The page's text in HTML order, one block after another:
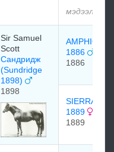
Sir Samuel
Scott
Сандридж
(Sundridge
1898)
1898
AMPHION
1886
1886
SIERRA
1889
1889